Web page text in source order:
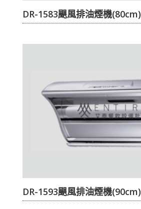
DR-1583颶風排油煙機(80cm)
DR-1593颶風排油煙機(90cm)